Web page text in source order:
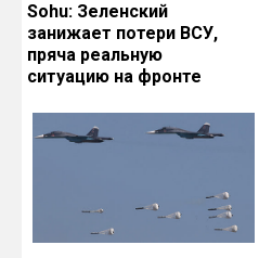
Sohu: Зеленский
занижает потери ВСУ,
пряча реальную
ситуацию на фронте